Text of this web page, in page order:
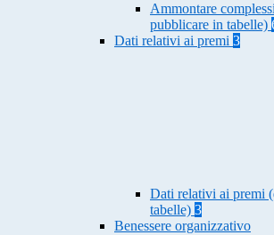
Ammontare
pubblicare in tabelle)
Dati relativi ai premi 3
Dati relativi ai premi
tabelle) 3
Benessere organizzativo